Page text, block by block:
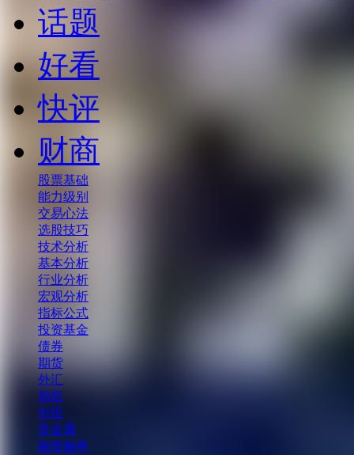
话题
好看
快评
财商
股票基础
能力级别
交易心法
选股技巧
技术分析
基本分析
行业分析
宏观分析
指标公式
投资基金
债券
期货
外汇
期权
创投
贵金属
融资融券